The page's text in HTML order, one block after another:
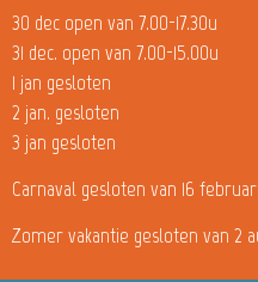
30 dec open van 7.00-17.30u
31 dec. open van 7.00-15.00u
1 jan gesloten
2 jan. gesloten
3 jan gesloten
Carnaval gesloten van 16
Zomer vakantie gesloten van 2